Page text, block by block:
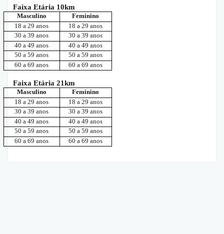
Faixa Etária 10km
Masculino
Feminino
18 a 29 anos
18 a 29 anos
30 a 39 anos
30 a 39 anos
40 a 49 anos
40 a 49 anos
50 a 59 anos
50 a 59 anos
60 a 69 anos
60 a 69 anos
Faixa Etária 21km
Masculino
Feminino
18 a 29 anos
18 a 29 anos
30 a 39 anos
30 a 39 anos
40 a 49 anos
40 a 49 anos
50 a 59 anos
50 a 59 anos
60 a 69 anos
60 a 69 anos